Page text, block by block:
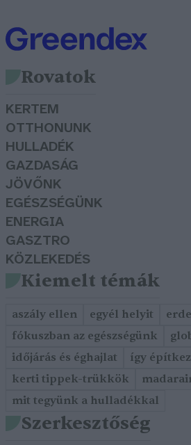
Rovatok
KERTEM
OTTHONUNK
HULLADÉK
GAZDASÁG
JÖVŐNK
EGÉSZSÉGÜNK
ENERGIA
GASZTRO
KÖZLEKEDÉS
Kiemelt témák
aszály ellen egyél helyit
fókuszban az egészségünk
időjárás és éghajlat
így
kerti tippek-trükkök
mit tegyünk a hulladékkal
Szerkesztőség